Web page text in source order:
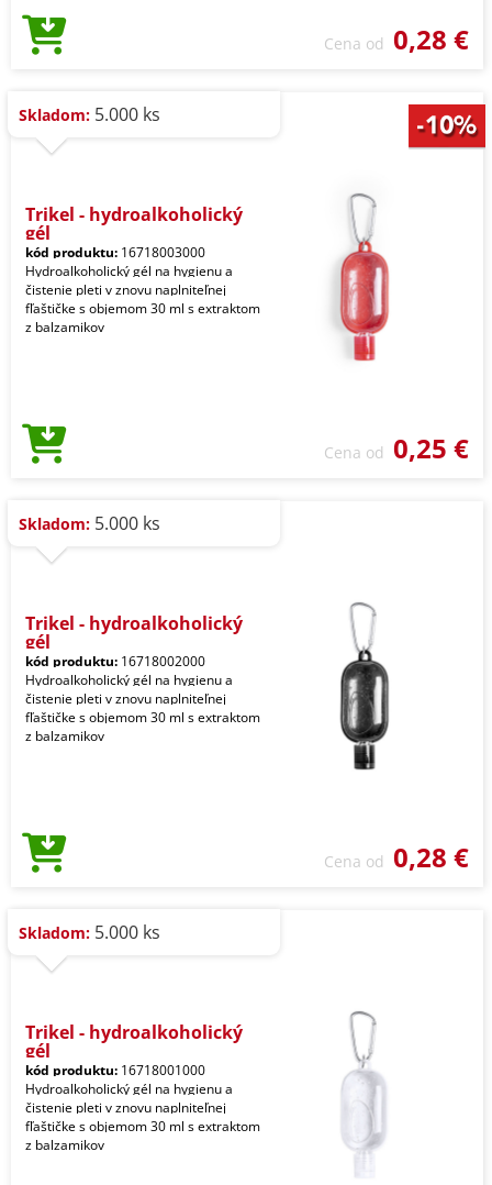
Cena od 0,28 €
Skladom: 5.000 ks
Trikel - hydroalkoholický
gél
kód produktu: 16718003000
Hydroalkoholický gél na hygienu a
čistenie pleti v znovu naplniteľnej
fľaštičke s objemom 30 ml s extraktom
z balzamikov
Cena od 0,25 €
Skladom: 5.000 ks
Trikel - hydroalkoholický
gél
kód produktu: 16718002000
Hydroalkoholický gél na hygienu a
čistenie pleti v znovu naplniteľnej
fľaštičke s objemom 30 ml s extraktom
z balzamikov
Cena od 0,28 €
Skladom: 5.000 ks
Trikel - hydroalkoholický
gél
kód produktu: 16718001000
Hydroalkoholický gél na hygienu a
čistenie pleti v znovu naplniteľnej
fľaštičke s objemom 30 ml s extraktom
z balzamikov